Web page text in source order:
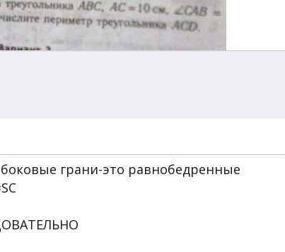
грани-это равнобедренные